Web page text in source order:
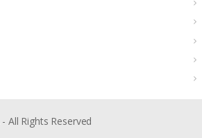
- All Rights Reserved